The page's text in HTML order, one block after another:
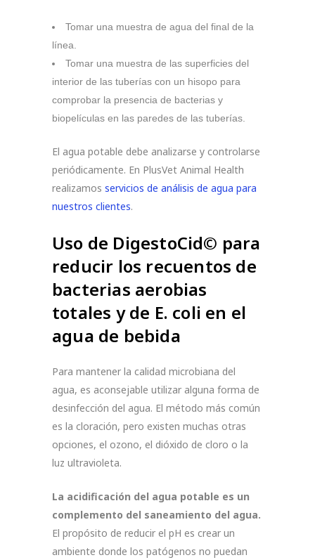
Tomar una muestra de agua del final de la
línea.
Tomar una muestra de las superficies del
interior de las tuberías con un hisopo para
comprobar la presencia de bacterias y
biopelículas en las paredes de las tuberías.
El agua potable debe analizarse y controlarse
periódicamente. En PlusVet Animal Health
realizamos servicios de análisis de agua para
nuestros clientes.
Uso de DigestoCid© para
reducir los recuentos de
bacterias aerobias
totales y de E. coli en el
agua de bebida
Para mantener la calidad microbiana del
agua, es aconsejable utilizar alguna forma de
desinfección del agua. El método más común
es la cloración, pero existen muchas otras
opciones, el ozono, el dióxido de cloro o la
luz ultravioleta.
La acidificación del agua potable es un
complemento del saneamiento del agua.
El propósito de reducir el pH es crear un
ambiente donde los patógenos no puedan